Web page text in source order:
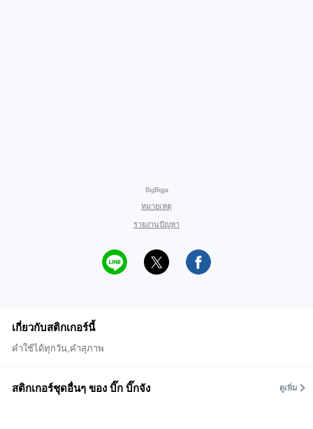
BigBigja
หมายเหตุ
รายงานปัญหา
เกี่ยวกับสติกเกอร์นี้
คำใช้ได้ทุกวัน,คำสุภาพ
สติกเกอร์ชุดอื่นๆ ของ บิ๊ก บิ๊กจัง ดูเพิ่ม